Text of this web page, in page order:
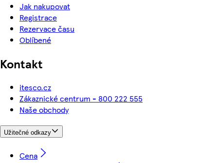
Jak nakupovat
Registrace
Rezervace času
Oblíbené
Kontakt
itesco.cz
Zákaznické centrum - 800 222 555
Naše obchody
Užitečné odkazy
Cena